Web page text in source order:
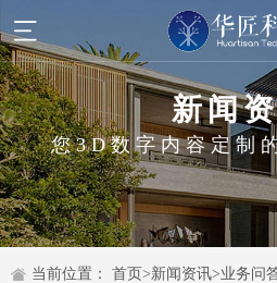
新闻
您3D数字内容定制
当前位置： 首页>新闻资讯>业务问